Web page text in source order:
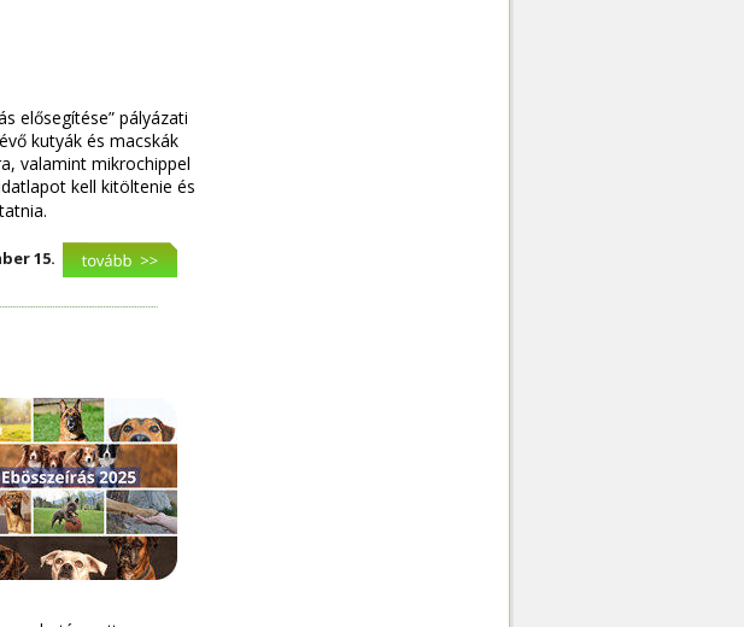
elősegítése” pályázati
kutyák és macskák
valamint mikrochippel
kell kitöltenie és
15.